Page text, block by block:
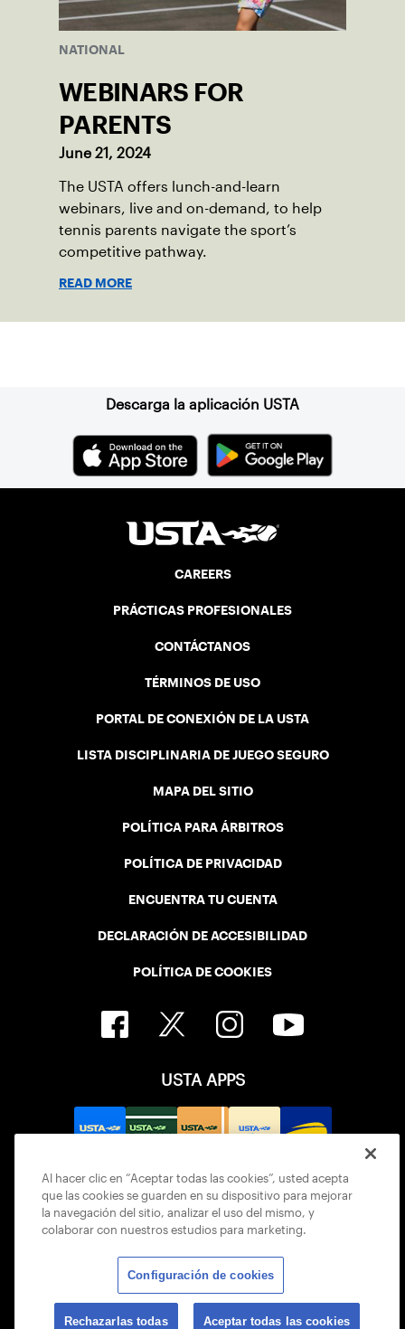
NATIONAL
WEBINARS FOR
PARENTS
June 21, 2024
The USTA offers lunch-and-learn
webinars, live and on-demand, to help
tennis parents navigate the sport’s
competitive pathway.
READ MORE
Descarga la aplicación USTA
CAREERS
PRÁCTICAS PROFESIONALES
CONTÁCTANOS
TÉRMINOS DE USO
PORTAL DE CONEXIÓN DE LA USTA
LISTA DISCIPLINARIA DE JUEGO SEGURO
MAPA DEL SITIO
POLÍTICA PARA ÁRBITROS
POLÍTICA DE PRIVACIDAD
ENCUENTRA TU CUENTA
DECLARACIÓN DE ACCESIBILIDAD
POLÍTICA DE COOKIES
USTA APPS
© 2026 USTA ALL RIGHTS RESERVED
Al hacer clic en “Aceptar todas las cookies”, usted acepta
que las cookies se guarden en su dispositivo para mejorar
la navegación del sitio, analizar el uso del mismo, y
colaborar con nuestros estudios para marketing.
Configuración de cookies
Rechazarlas todas Aceptar todas las cookies